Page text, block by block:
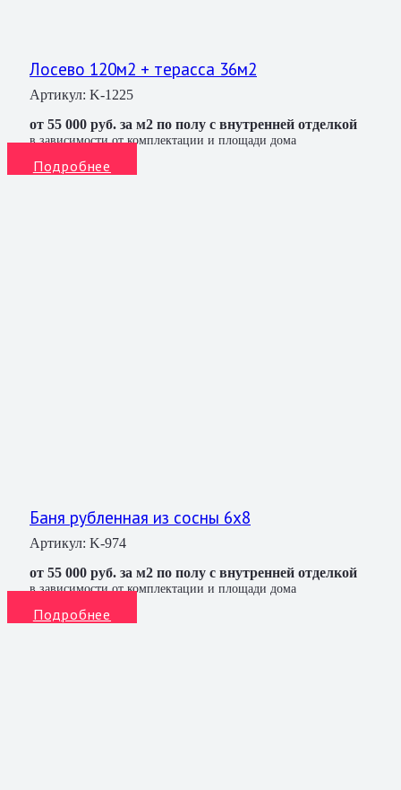
Лосево 120м2 + терасса 36м2
Артикул: K-1225
от 55 000 руб. за м2 по полу с внутренней отделкой
в зависимости от комплектации и площади дома
Подробнее
Баня рубленная из сосны 6х8
Артикул: K-974
от 55 000 руб. за м2 по полу с внутренней отделкой
в зависимости от комплектации и площади дома
Подробнее